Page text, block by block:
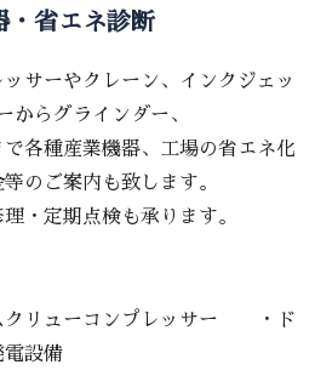
・省エネ診断
サーやクレーン、インクジェッ
からグラインダー、
各種産業機器、工場の省エネ化
のご案内も致します。
・定期点検も承ります。
リューコンプレッサー ・ド
設備